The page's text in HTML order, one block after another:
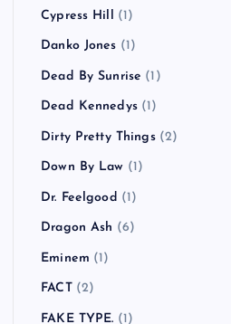
Cypress Hill (1)
Danko Jones (1)
Dead By Sunrise (1)
Dead Kennedys(1)
Dirty Pretty Things(2)
Down By Law (1)
Dr. Feelgood (1)
Dragon Ash (6)
Eminem (1)
FACT(2)
FAKE TYPE. (1)